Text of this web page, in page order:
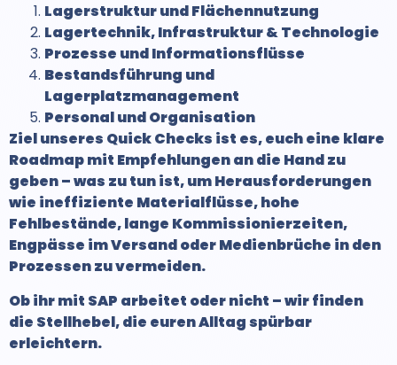
Lagerstruktur und Flächennutzung
Lagertechnik, Infrastruktur & Technologie
Prozesse und Informationsflüsse
Bestandsführung und
Lagerplatzmanagement
Personal und Organisation
Ziel unseres Quick Checks ist es, euch eine klare
Roadmap mit Empfehlungen an die Hand zu
geben – was zu tun ist, um Herausforderungen
wie ineffiziente Materialflüsse, hohe
Fehlbestände, lange Kommissionierzeiten,
Engpässe im Versand oder Medienbrüche in den
Prozessen zu vermeiden.
Ob ihr mit SAP arbeitet oder nicht – wir finden
die Stellhebel, die euren Alltag spürbar
erleichtern.